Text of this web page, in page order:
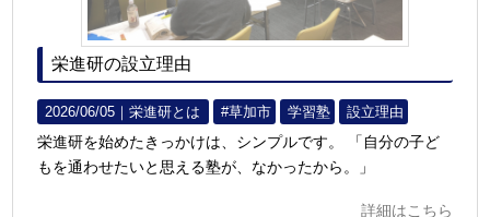
栄進研の設立理由
2026/06/05｜栄進研とは #草加市 学習塾 設立理由
栄進研を始めたきっかけは、シンプルです。 「自分の子ど
もを通わせたいと思える塾が、なかったから。」
詳細はこちら